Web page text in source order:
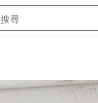
搜尋